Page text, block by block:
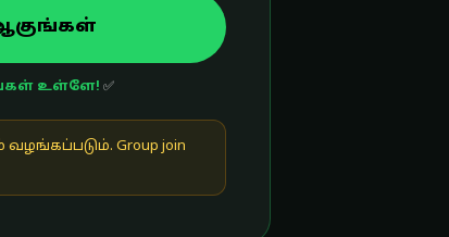
ஆகுங்கள்
உள்ளே! ✅
வழங்கப்படும். Group join